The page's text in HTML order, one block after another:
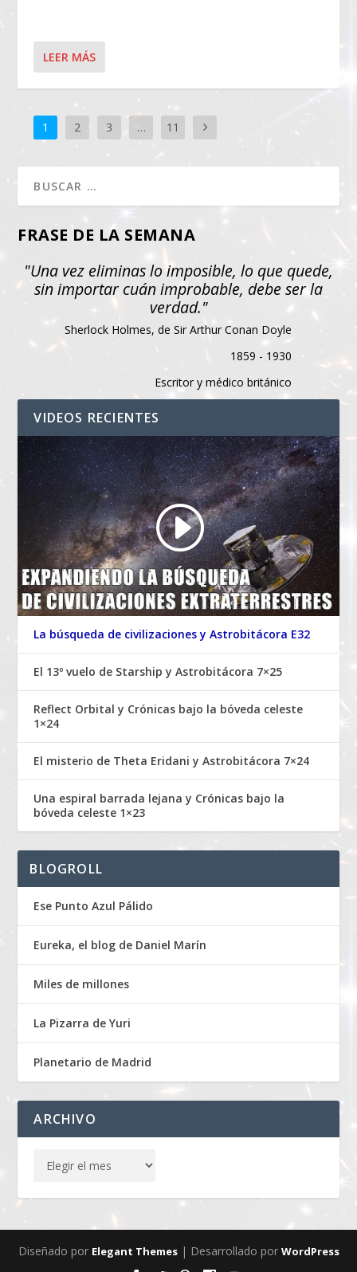
LEER MÁS
1 2 3 … 11
FRASE DE LA SEMANA
"Una vez eliminas lo imposible, lo que quede,
sin importar cuán improbable, debe ser la
verdad."
Sherlock Holmes, de Sir Arthur Conan Doyle
1859 - 1930
Escritor y médico británico
VIDEOS RECIENTES
La búsqueda de civilizaciones y Astrobitácora E32
El 13º vuelo de Starship y Astrobitácora 7×25
Reflect Orbital y Crónicas bajo la bóveda celeste
1×24
El misterio de Theta Eridani y Astrobitácora 7×24
Una espiral barrada lejana y Crónicas bajo la
bóveda celeste 1×23
BLOGROLL
Ese Punto Azul Pálido
Eureka, el blog de Daniel Marín
Miles de millones
La Pizarra de Yuri
Planetario de Madrid
ARCHIVO
Diseñado por Elegant Themes| Desarrollado por WordPress